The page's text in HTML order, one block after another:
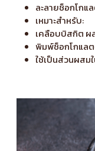
ละลายช็อกโก
เหมาะสำหรับ:
เคลือบบิสกิต ผ
พิมพ์ช็อกโกแล
ใช้เป็นส่วนผสม